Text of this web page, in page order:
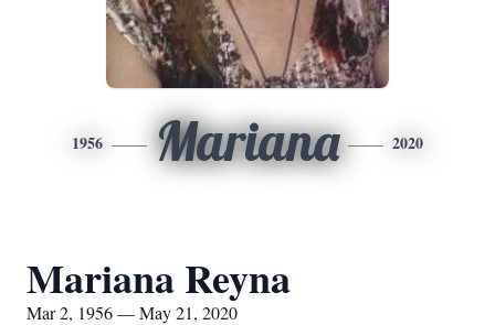
1956 Mariana 2020
Mariana Reyna
Mar 2, 1956 — May 21, 2020